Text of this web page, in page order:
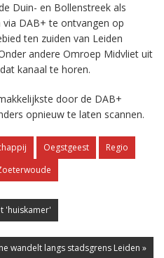
Duin- en Bollenstreek als
DAB+ te ontvangen op
ten zuiden van Leiden
andere Omroep Midvliet uit
kanaal te horen.
door de DAB+
opnieuw te laten scannen.
Oegstgeest
Regio
'huiskamer'
wandelt langs stadsgrens Leiden »